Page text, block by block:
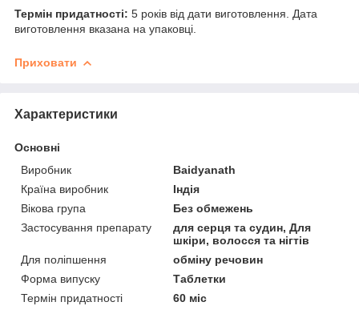
Термін придатності: 5 років від дати виготовлення. Дата
виготовлення вказана на упаковці.
Приховати
Характеристики
Основні
Виробник
Baidyanath
Країна виробник
Індія
Вікова група
Без обмежень
Застосування препарату
для серця та судин, Для
шкіри, волосся та нігтів
Для поліпшення
обміну речовин
Форма випуску
Таблетки
Термін придатності
60 міс